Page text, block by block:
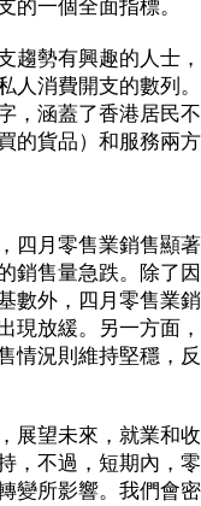
的一個全面指標。
勢有興趣的人士，
人消費開支的數列
，涵蓋了香港居民
的貨品）和服務兩
月零售業銷售顯著
銷售量急跌。除了
數外，四月零售業
現放緩。另一方面
情況則維持堅穩，
望未來，就業和收
，不過，短期內，
變所影響。我們會